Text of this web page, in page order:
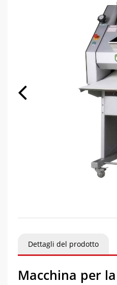
Dettagli del prodotto
Macchina per